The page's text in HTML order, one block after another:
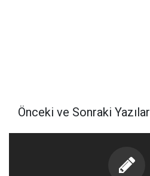
Önceki ve Sonraki Yazılar